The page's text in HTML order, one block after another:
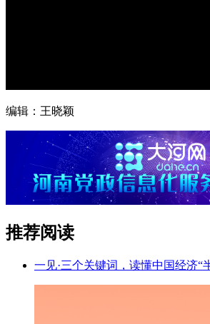
编辑：王晓颖
推荐阅读
一见·三个关键词，读懂中国经济“